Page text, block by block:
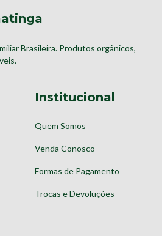
Brasileira. Produtos orgânicos,
Institucional
Quem Somos
Venda Conosco
Formas de Pagamento
Trocas e Devoluções